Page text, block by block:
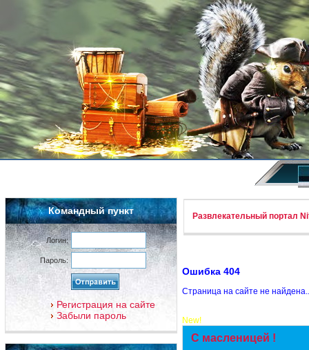
Командный пункт
Логин:
Пароль:
Регистрация на сайте
Забыли пароль
Развлекательный портал
Ошибка 404
Страница на сайте не
New!
С масленицей !